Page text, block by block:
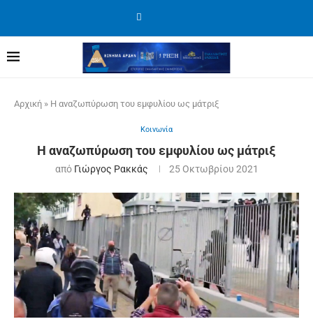
Αρχική » Η αναζωπύρωση του εμφυλίου ως μάτριξ
Κοινωνία
Η αναζωπύρωση του εμφυλίου ως μάτριξ
από Γιώργος Ρακκάς 25 Οκτωβρίου 2021